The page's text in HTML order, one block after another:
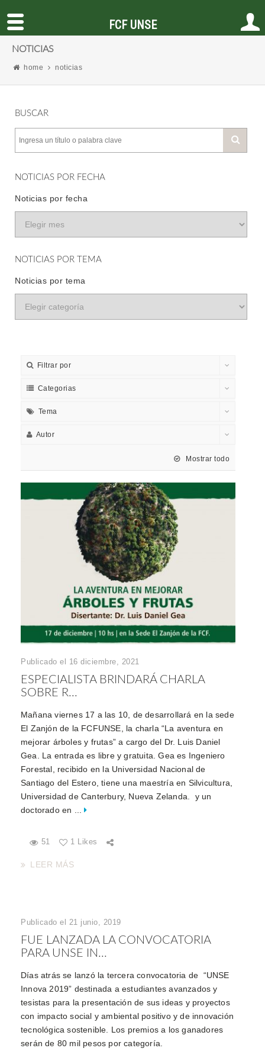
NOTICIAS
home noticias
BUSCAR
NOTICIAS POR FECHA
Noticias por fecha
NOTICIAS POR TEMA
Noticias por tema
Filtrar por
Categorias
Tema
Autor
Mostrar todo
Publicado el 16 diciembre, 2021
ESPECIALISTA BRINDARÁ CHARLA
SOBRE R...
Mañana viernes 17 a las 10, de desarrollará en la sede
El Zanjón de la FCFUNSE, la charla “La aventura en
mejorar árboles y frutas” a cargo del Dr. Luis Daniel
Gea. La entrada es libre y gratuita. Gea es Ingeniero
Forestal, recibido en la Universidad Nacional de
Santiago del Estero, tiene una maestría en Silvicultura,
Universidad de Canterbury, Nueva Zelanda. y un
doctorado en ...
51 1 Likes
LEER MÁS
Publicado el 21 junio, 2019
FUE LANZADA LA CONVOCATORIA
PARA UNSE IN...
Días atrás se lanzó la tercera convocatoria de “UNSE
Innova 2019” destinada a estudiantes avanzados y
tesistas para la presentación de sus ideas y proyectos
con impacto social y ambiental positivo y de innovación
tecnológica sostenible. Los premios a los ganadores
serán de 80 mil pesos por categoría.
FCF UNSE